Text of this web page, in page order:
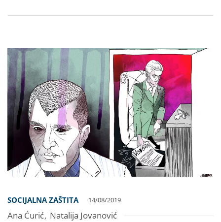
SOCIJALNA ZAŠTITA 14/08/2019
Ana Ćurić, Natalija Jovanović